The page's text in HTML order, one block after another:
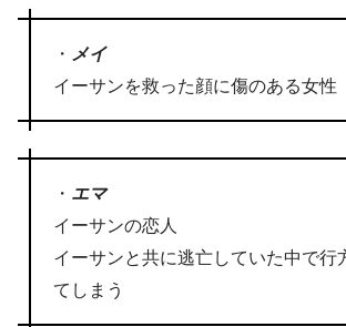
・ メイ
イーサンを救った顔に傷のある女性
・ エマ
イーサンの恋人
イーサンと共に逃亡していた中で行
てしまう